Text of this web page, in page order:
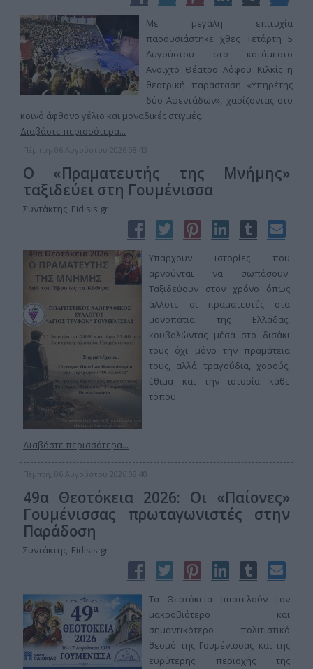
Με μεγάλη επιτυχία
παρουσιάστηκε χθες Τετάρτη 5
Αυγούστου στο κατάμεστο
Ανοιχτό Θέατρο Λόφου Κιλκίς η
θεατρική παράσταση «Υπηρέτης
δύο Αφεντάδων», χαρίζοντας στο
κοινό άφθονο γέλιο και μοναδικές στιγμές.
Διαβάστε περισσότερα...
Πέμπτη, 06 Αυγούστου 2026 08:43
Ο «Πραματευτής της Μνήμης»
ταξιδεύει στη Γουμένισσα
Συντάκτης: Eidisis.gr
Υπάρχουν ιστορίες που
αρνούνται να σωπάσουν.
Ταξιδεύουν στον χρόνο όπως
άλλοτε οι πραματευτές στα
μονοπάτια της Ελλάδας,
κουβαλώντας μέσα στο δισάκι
τους όχι μόνο την πραμάτεια
τους, αλλά τραγούδια, χορούς,
έθιμα και την ιστορία κάθε
τόπου.
Διαβάστε περισσότερα...
Πέμπτη, 06 Αυγούστου 2026 08:40
49α Θεοτόκεια 2026: Οι «Παίονες»
Γουμένισσας πρωταγωνιστές στην
Παράδοση
Συντάκτης: Eidisis.gr
Τα Θεοτόκεια αποτελούν τον
μακροβιότερο και
σημαντικότερο πολιτιστικό
θεσμό της Γουμένισσας και της
ευρύτερης περιοχής της